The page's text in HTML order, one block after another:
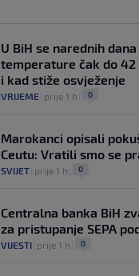
U BiH se narednih
temperature čak do 42
i kad stiže osvježenje
VRIJEME prije 1 h 0
Marokanci opisali
Ceutu: Vratili smo se
SVIJET prije 1 h 0
Centralna banka BiH
za pristupanje SEPA
VIJESTI prije 1 h 0